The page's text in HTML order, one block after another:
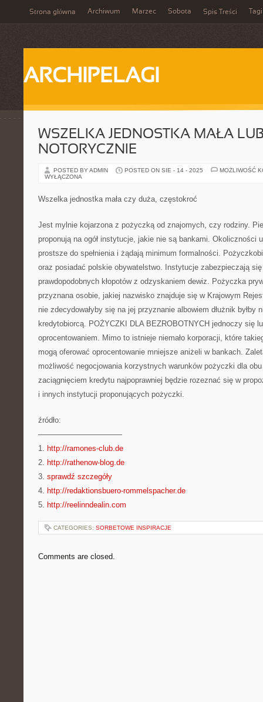
Strona główna Archiwum Marzec Sobota Spis Treści Tagi
ARCHIPELAGI
WSZELKA JEDNOSTKA MAŁA
NOTORYCZNIE
POSTED BY ADMIN POSTED ON SIE - 14 - 2025
MOŻLIWOŚĆ
WYŁĄCZONA
Wszelka jednostka mała czy duża, częstokroć
Jest mylnie kojarzona z pożyczką od znajomych, czy rodziny.
proponują na ogół instytucje, jakie nie są bankami. Okoliczności
prostsze do spełnienia i żądają minimum formalności.
oraz posiadać polskie obywatelstwo. Instytucje zabezpieczają
prawdopodobnych kłopotów z odzyskaniem dewiz. Pożyczka
przyznana osobie, jakiej nazwisko znajduje się w Krajowym
nie zdecydowałyby się na jej przyznanie albowiem dłużnik byłby
kredytobiorcą. POŻYCZKI DLA BEZROBOTNYCH jednoczy się
oprocentowaniem. Mimo to istnieje niemało korporacji, które
mogą oferować oprocentowanie mniejsze aniżeli w bankach.
możliwość negocjowania korzystnych warunków pożyczki dla
zaciągnięciem kredytu najpoprawniej będzie rozeznać się w
i innych instytucji proponujących pożyczki.
źródło:
———————————
1. http://ramones-club.de
2. http://rathenow-blog.de
3. sprawdź szczegóły
4. http://redaktionsbuero-rommelspacher.de
5. http://reelinndealin.com
CATEGORIES: SORBETOWE INSPIRACJE
Comments are closed.